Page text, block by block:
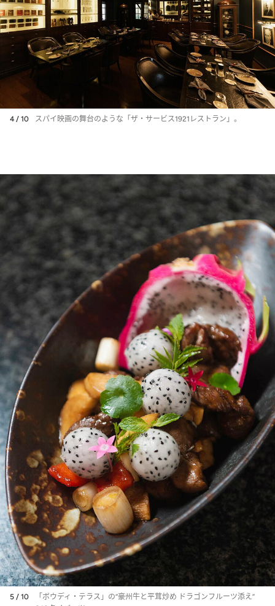
4 / 10 スパイ映画の舞台のような「ザ・サービス1921レストラン」。
5 / 10
「ボウディ・テラス」の“豪州牛と平茸炒め ドラゴンフルーツ添え”